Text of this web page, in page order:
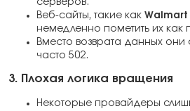
серверов.
Веб-сайты, такие как Walmart
немедленно пометить их как
Вместо возврата данных
часто 502.
3. Плохая логика вращения
Некоторые провайдеры